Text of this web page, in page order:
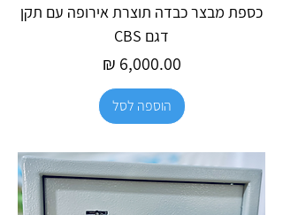
כספת מבצר כבדה תוצרת אירופה עם תקן
דגם CBS
מחיר
הוספה לסל